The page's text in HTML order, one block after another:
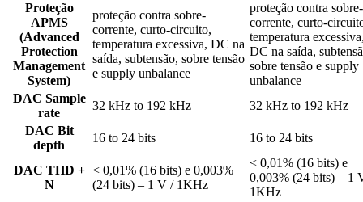
Proteção
APMS
(Advanced
Protection
Management
System)
proteção contra sobre-
corrente, curto-circuito,
temperatura excessiva, DC na
saída, subtensão, sobre tensão
e supply unbalance
proteção contra sobre-
corrente, curto-
temperatura
DC na saída,
sobre tensão e supply
unbalance
DAC Sample
rate
32 kHz to 192 kHz
32 kHz to 192 kHz
DAC Bit
depth
16 to 24 bits 16 to 24 bits
DAC THD +
N
< 0,01% (16 bits) e 0,003%
(24 bits) – 1 V / 1KHz
< 0,01% (16 bits) e
0,003% (24 bits) – 1
1KHz